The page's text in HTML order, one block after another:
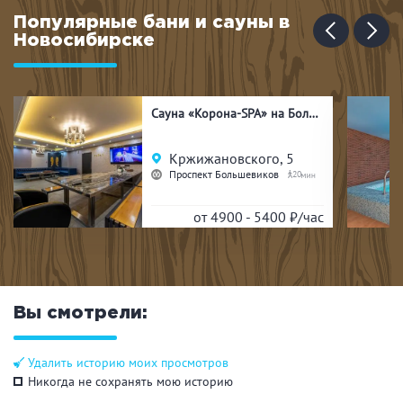
Популярные бани и сауны в
Новосибирске
Сауна «Корона-SPA» на Большевиков
Кржижановского, 5
Проспект Большевиков 20
от 4900 - 5400 ₽/час
Вы смотрели:
Удалить историю моих просмотров
Никогда не сохранять мою историю